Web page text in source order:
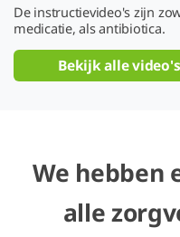
De instructievideo's zijn
medicatie, als antibiotica.
Bekijk alle
We hebben
alle